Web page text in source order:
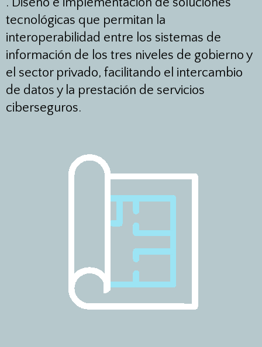
tecnológicas que permitan la
interoperabilidad entre los sistemas de
información de los tres niveles de gobierno y
el sector privado, facilitando el intercambio
de datos y la prestación de servicios
ciberseguros.